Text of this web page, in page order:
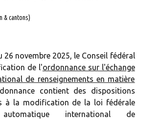
& cantons)
26 novembre 2025, le Conseil fédéral
de l'ordonnance sur l'échange
de renseignements en matière
contient des dispositions
à la modification de la loi fédérale
international de